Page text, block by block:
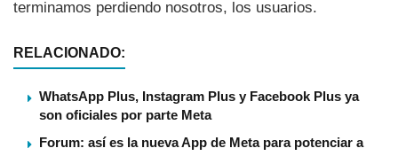
terminamos perdiendo nosotros, los usuarios.
RELACIONADO:
WhatsApp Plus, Instagram Plus y Facebook Plus ya
son oficiales por parte Meta
Forum: así es la nueva App de Meta para potenciar a